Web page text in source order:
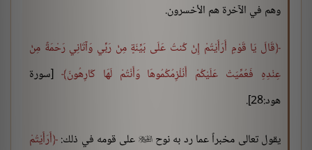
وهم في الآخرة هم الأخسرون.
قَالَ يَا قَوْمِ أَرَأَيْتُمْ إِنْ كُنتُ عَلَى بَيِّنَةٍ مِنْ رَبِّي وَآتَانِي رَحْمَةً مِنْ
عِنْدِهِ فَعُمِّيَتْ عَلَيْكُمْ أَنُلْزِمُكُمُوهَا وَأَنْتُمْ لَهَا كَارِهُونَ
[سورة
هود:28].
يقول تعالى مخبراً عما رد به نوح على قومه في ذلك: أَرَأَيْتُمْ